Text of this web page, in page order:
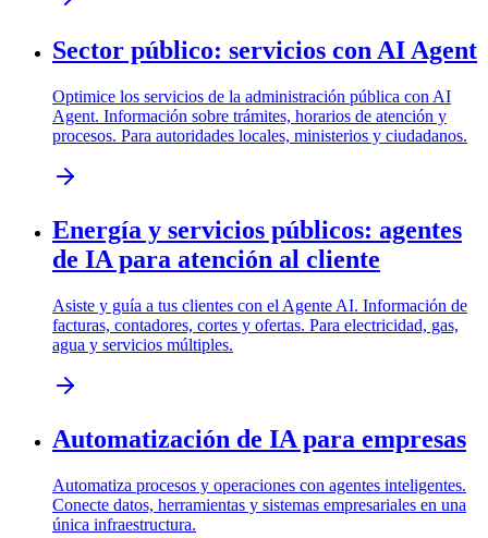
Sector público: servicios con AI Agent
Optimice los servicios de la administración pública con AI
Agent. Información sobre trámites, horarios de atención y
procesos. Para autoridades locales, ministerios y ciudadanos.
Energía y servicios públicos: agentes
de IA para atención al cliente
Asiste y guía a tus clientes con el Agente AI. Información de
facturas, contadores, cortes y ofertas. Para electricidad, gas,
agua y servicios múltiples.
Automatización de IA para empresas
Automatiza procesos y operaciones con agentes inteligentes.
Conecte datos, herramientas y sistemas empresariales en una
única infraestructura.